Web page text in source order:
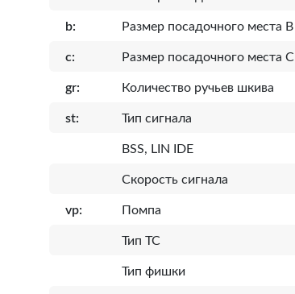
b: Размер посадочного места B
c: Размер посадочного места C
gr: Количество ручьев шкива
st: Тип сигнала
BSS, LIN IDE
Скорость сигнала
vp: Помпа
Тип ТС
Тип фишки